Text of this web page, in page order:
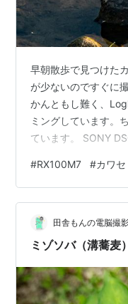
早朝散歩で見つけた
が少ないのですぐに
かんともし難く、
ミングしています。
ています。 SONY
村 にほんブログ村
#RX100M7 #カワセ
田舎もんの電脳撮
ミゾソバ（溝蕎麦）